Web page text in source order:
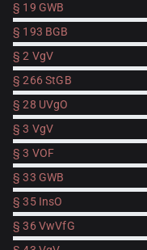
§ 19 GWB
§ 193 BGB
§ 2 VgV
§ 266 StGB
§ 28 UVgO
§ 3 VgV
§ 3 VOF
§ 33 GWB
§ 35 InsO
§ 36 VwVfG